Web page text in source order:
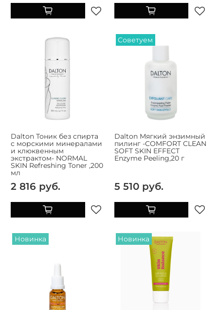
Dalton Тоник без спирта
с морскими минералами
и клюквенным
экстрактом- NORMAL
SKIN Refreshing Toner ,200
мл
2 816 руб.
Советуем
Dalton Мягкий энзимный
пилинг -COMFORT CLEAN
SOFT SKIN EFFECT
Enzyme Peeling,20 г
5 510 руб.
Новинка Новинка